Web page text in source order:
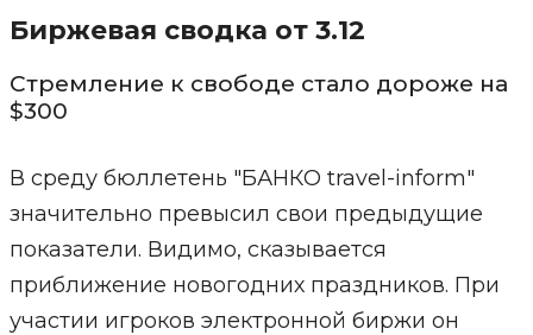
Биржевая сводка от 3.12
Стремление к свободе стало дороже на
$300
В среду бюллетень "БАНКО travel-inform"
значительно превысил свои предыдущие
показатели. Видимо, сказывается
приближение новогодних праздников. При
участии игроков электронной биржи он